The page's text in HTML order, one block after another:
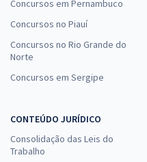
Concursos em Pernambuco
Concursos no Piauí
Concursos no Rio Grande do
Norte
Concursos em Sergipe
CONTEÚDO JURÍDICO
Consolidação das Leis do
Trabalho